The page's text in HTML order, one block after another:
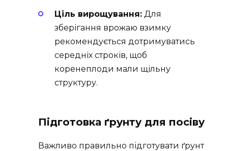
Ціль вирощування: Для
зберігання врожаю взимку
рекомендується дотримуватись
середніх строків, щоб
коренеплоди мали щільну
структуру.
Підготовка ґрунту для посіву
Важливо правильно підготувати ґрунт